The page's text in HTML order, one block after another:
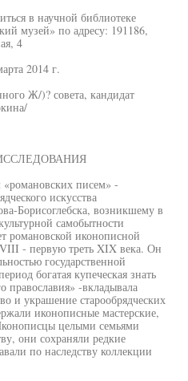
в научной библиотеке
музей» по адресу: 191186,
4
2014 г.
Ж/)? совета, кандидат
писем» -
искусства
Борисоглебска, возникшему в
самобытности
романовской иконописной
- первую треть XIX века. Он
государственной
богатая купеческая знать
православия» -вкладывала
и украшение старообрядческих
иконописные мастерские,
целыми семьями
они сохраняли редкие
по наследству коллекции